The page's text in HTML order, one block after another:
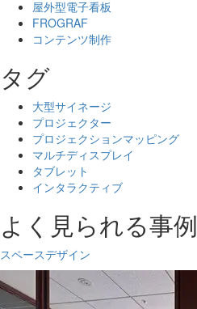
屋外型電子看板
FROGRAF
コンテンツ制作
タグ
大型サイネージ
プロジェクター
プロジェクションマッピング
マルチディスプレイ
タブレット
インタラクティブ
よく見られる事例
スペースデザイン